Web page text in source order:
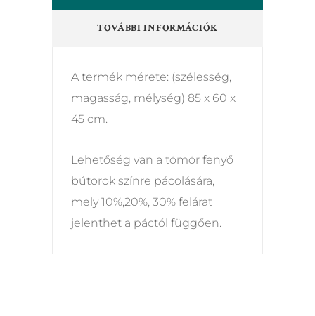
TOVÁBBI INFORMÁCIÓK
A termék mérete: (szélesség,
magasság, mélység) 85 x 60 x
45 cm.
Lehetőség van a tömör fenyő
bútorok színre pácolására,
mely 10%,20%, 30% felárat
jelenthet a páctól függően.